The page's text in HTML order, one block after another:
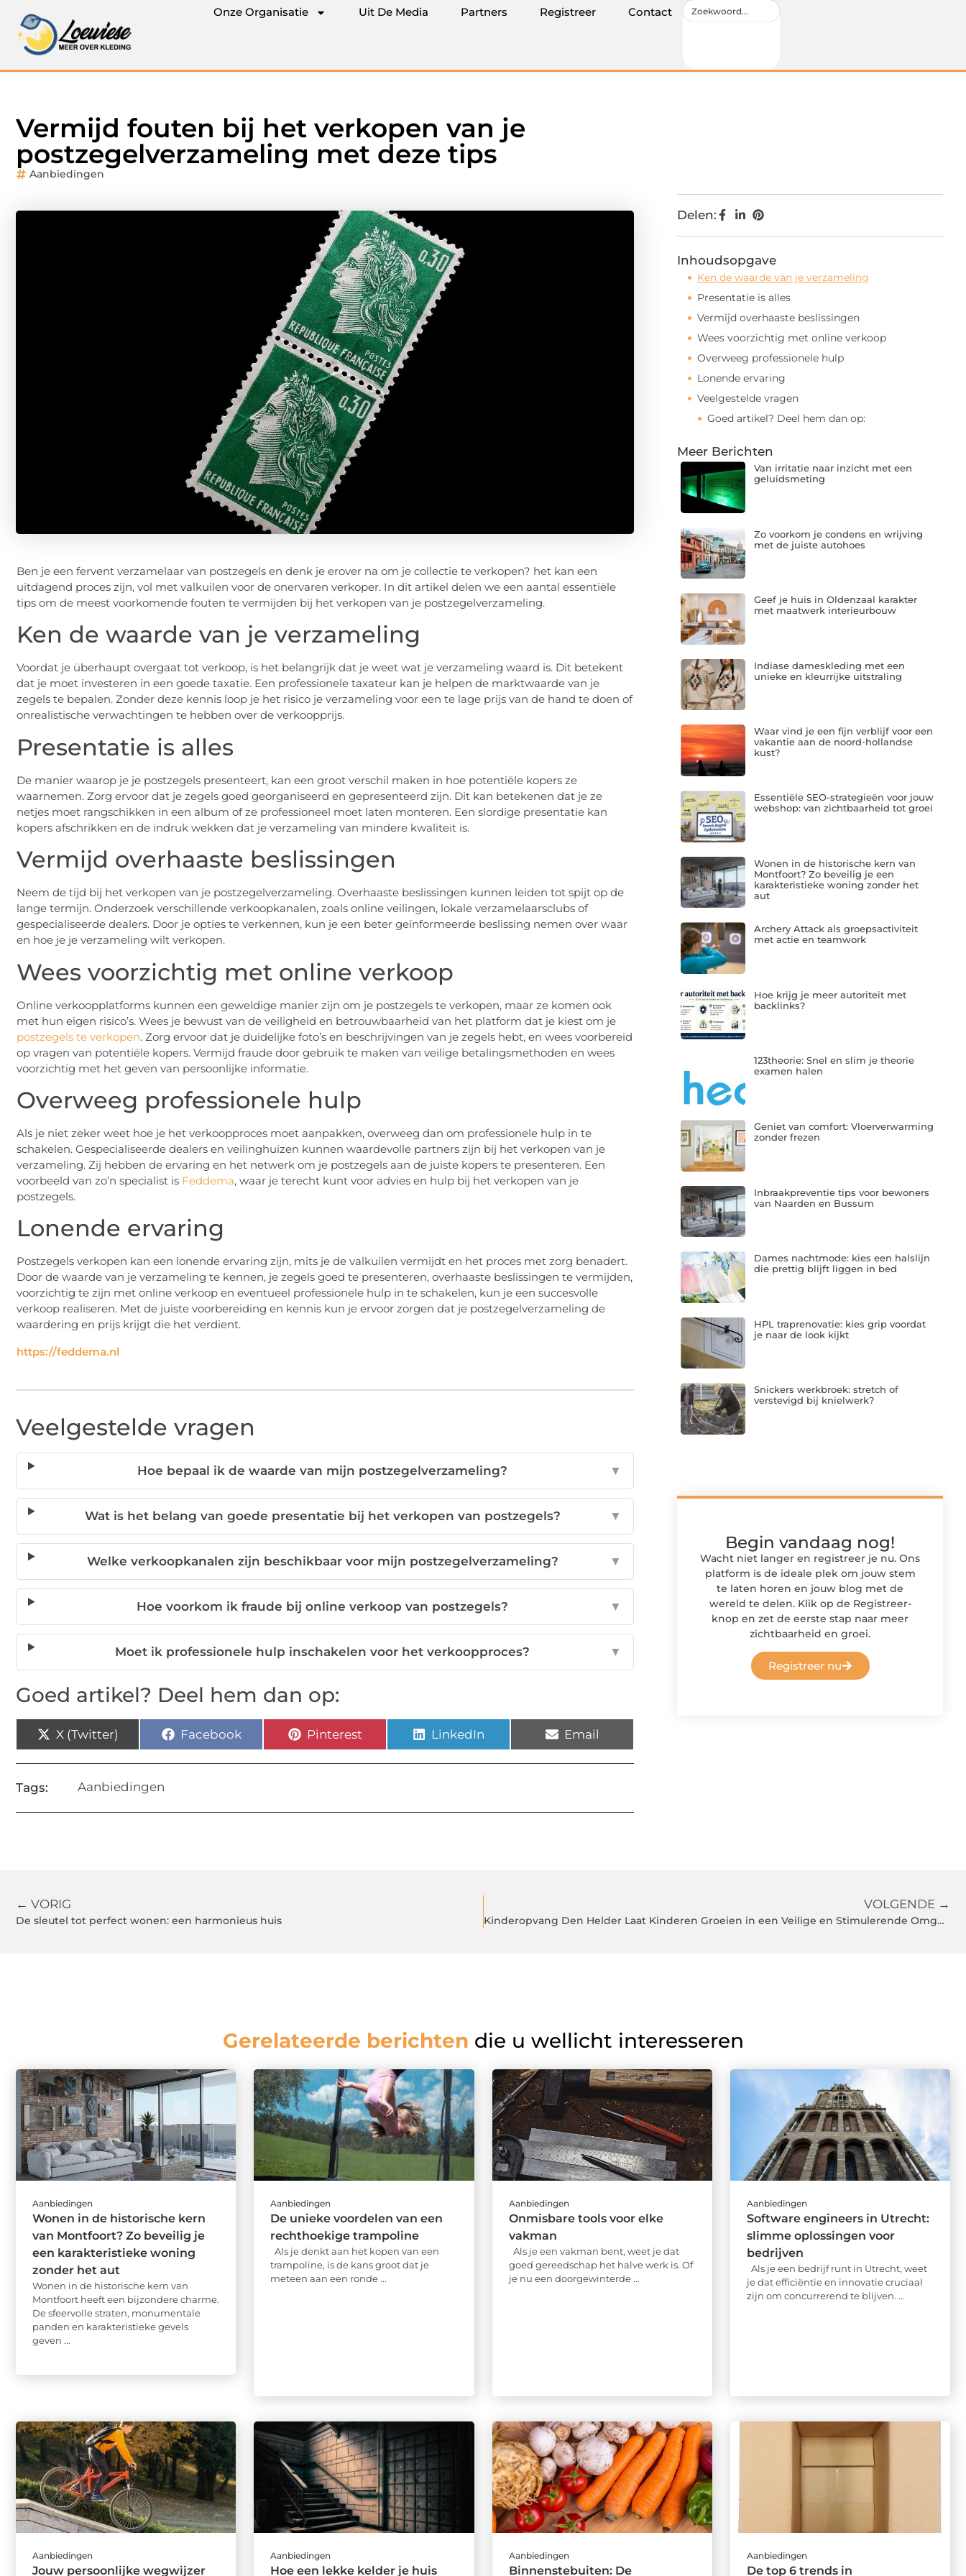
Onze Organisatie Uit De Media Partners Registreer Contact
Vermijd fouten bij het verkopen van je
postzegelverzameling met deze tips
Aanbiedingen
Ben je een fervent verzamelaar van postzegels en denk je erover na om je collectie te verkopen? het kan een
uitdagend proces zijn, vol met valkuilen voor de onervaren verkoper. In dit artikel delen we een aantal essentiële
tips om de meest voorkomende fouten te vermijden bij het verkopen van je postzegelverzameling.
Ken de waarde van je verzameling
Voordat je überhaupt overgaat tot verkoop, is het belangrijk dat je weet wat je verzameling waard is. Dit betekent
dat je moet investeren in een goede taxatie. Een professionele taxateur kan je helpen de marktwaarde van je
zegels te bepalen. Zonder deze kennis loop je het risico je verzameling voor een te lage prijs van de hand te doen of
onrealistische verwachtingen te hebben over de verkoopprijs.
Presentatie is alles
De manier waarop je je postzegels presenteert, kan een groot verschil maken in hoe potentiële kopers ze
waarnemen. Zorg ervoor dat je zegels goed georganiseerd en gepresenteerd zijn. Dit kan betekenen dat je ze
netjes moet rangschikken in een album of ze professioneel moet laten monteren. Een slordige presentatie kan
kopers afschrikken en de indruk wekken dat je verzameling van mindere kwaliteit is.
Vermijd overhaaste beslissingen
Neem de tijd bij het verkopen van je postzegelverzameling. Overhaaste beslissingen kunnen leiden tot spijt op de
lange termijn. Onderzoek verschillende verkoopkanalen, zoals online veilingen, lokale verzamelaarsclubs of
gespecialiseerde dealers. Door je opties te verkennen, kun je een beter geïnformeerde beslissing nemen over waar
en hoe je je verzameling wilt verkopen.
Wees voorzichtig met online verkoop
Online verkoopplatforms kunnen een geweldige manier zijn om je postzegels te verkopen, maar ze komen ook
met hun eigen risico’s. Wees je bewust van de veiligheid en betrouwbaarheid van het platform dat je kiest om je
postzegels te verkopen. Zorg ervoor dat je duidelijke foto’s en beschrijvingen van je zegels hebt, en wees voorbereid
op vragen van potentiële kopers. Vermijd fraude door gebruik te maken van veilige betalingsmethoden en wees
voorzichtig met het geven van persoonlijke informatie.
Overweeg professionele hulp
Als je niet zeker weet hoe je het verkoopproces moet aanpakken, overweeg dan om professionele hulp in te
schakelen. Gespecialiseerde dealers en veilinghuizen kunnen waardevolle partners zijn bij het verkopen van je
verzameling. Zij hebben de ervaring en het netwerk om je postzegels aan de juiste kopers te presenteren. Een
voorbeeld van zo’n specialist is Feddema, waar je terecht kunt voor advies en hulp bij het verkopen van je
postzegels.
Lonende ervaring
Postzegels verkopen kan een lonende ervaring zijn, mits je de valkuilen vermijdt en het proces met zorg benadert.
Door de waarde van je verzameling te kennen, je zegels goed te presenteren, overhaaste beslissingen te vermijden,
voorzichtig te zijn met online verkoop en eventueel professionele hulp in te schakelen, kun je een succesvolle
verkoop realiseren. Met de juiste voorbereiding en kennis kun je ervoor zorgen dat je postzegelverzameling de
waardering en prijs krijgt die het verdient.
https://feddema.nl
Veelgestelde vragen
Hoe bepaal ik de waarde van mijn postzegelverzameling? ▼
Wat is het belang van goede presentatie bij het verkopen van postzegels? ▼
Welke verkoopkanalen zijn beschikbaar voor mijn postzegelverzameling? ▼
Hoe voorkom ik fraude bij online verkoop van postzegels? ▼
Moet ik professionele hulp inschakelen voor het verkoopproces? ▼
Goed artikel? Deel hem dan op:
X (Twitter) Facebook Pinterest LinkedIn Email
Tags: Aanbiedingen
Delen:
Inhoudsopgave
Ken de waarde van je verzameling
Presentatie is alles
Vermijd overhaaste beslissingen
Wees voorzichtig met online verkoop
Overweeg professionele hulp
Lonende ervaring
Veelgestelde vragen
Goed artikel? Deel hem dan op:
Meer Berichten
Van irritatie naar inzicht met een
geluidsmeting
Zo voorkom je condens en wrijving
met de juiste autohoes
Geef je huis in Oldenzaal karakter
met maatwerk interieurbouw
Indiase dameskleding met een
unieke en kleurrijke uitstraling
Waar vind je een fijn verblijf voor een
vakantie aan de noord-hollandse
kust?
Essentiële SEO-strategieën voor jouw
webshop: van zichtbaarheid tot groei
Wonen in de historische kern van
Montfoort? Zo beveilig je een
karakteristieke woning zonder het
aut
Archery Attack als groepsactiviteit
met actie en teamwork
Hoe krijg je meer autoriteit met
backlinks?
123theorie: Snel en slim je theorie
examen halen
Geniet van comfort: Vloerverwarming
zonder frezen
Inbraakpreventie tips voor bewoners
van Naarden en Bussum
Dames nachtmode: kies een halslijn
die prettig blijft liggen in bed
HPL traprenovatie: kies grip voordat
je naar de look kijkt
Snickers werkbroek: stretch of
verstevigd bij knielwerk?
Begin vandaag nog!
Wacht niet langer en registreer je nu. Ons
platform is de ideale plek om jouw stem
te laten horen en jouw blog met de
wereld te delen. Klik op de Registreer-
knop en zet de eerste stap naar meer
zichtbaarheid en groei.
Registreer nu
← VORIG
De sleutel tot perfect wonen: een harmonieus huis
VOLGENDE →
Kinderopvang Den Helder Laat Kinderen Groeien in een Veilige en Stimulerende Omgeving
Gerelateerde berichten die u wellicht interesseren
Aanbiedingen
Wonen in de historische kern
van Montfoort? Zo beveilig je
een karakteristieke woning
zonder het aut
Wonen in de historische kern van
Montfoort heeft een bijzondere charme.
De sfeervolle straten, monumentale
panden en karakteristieke gevels
geven ...
Aanbiedingen
De unieke voordelen van een
rechthoekige trampoline
Als je denkt aan het kopen van een
trampoline, is de kans groot dat je
meteen aan een ronde ...
Aanbiedingen
Onmisbare tools voor elke
vakman
Als je een vakman bent, weet je dat
goed gereedschap het halve werk is. Of
je nu een doorgewinterde ...
Aanbiedingen
Software engineers in Utrecht:
slimme oplossingen voor
bedrijven
Als je een bedrijf runt in Utrecht, weet
je dat efficiëntie en innovatie cruciaal
zijn om concurrerend te blijven. ...
Aanbiedingen
Jouw persoonlijke wegwijzer
Aanbiedingen
Hoe een lekke kelder je huis
Aanbiedingen
Binnenstebuiten: De
Aanbiedingen
De top 6 trends in